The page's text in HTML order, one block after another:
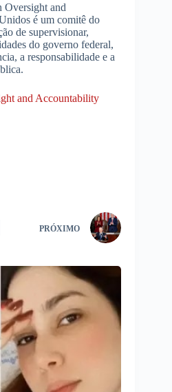
Oversight and
é um comitê do
de supervisionar,
do governo federal,
a responsabilidade e a
and Accountability
PRÓXIMO